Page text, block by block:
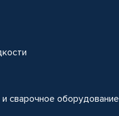
сварочное оборудование